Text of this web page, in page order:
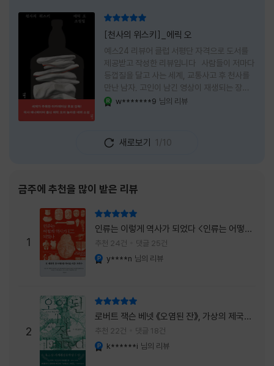
[천사의 위스키]_에릭 오
예스24 리뷰어 클럽 서평단 자격으로 도서를
제공받고 작성한 리뷰입니다 사람들이 저마다
등껍질을 달고 사는 세계, 교통사고 후 천사를
만난 남자, 고인이 남긴 영상이 재생되는 장례
식장에서 똥을 싼 개. 이 책에는 몇 줄만 읽어도
넘어가 있었다. 소설을 읽으면서 잘 만든 단편
애니메이션 여러 편을 차례로 보는 기분이 들었
선명하게 그려졌고, 한 편이 끝날 때마다 질문
이 뒤따라왔다. 감출 수 없는 세계는 더 다정할
까 「등껍질」의 세계에서 사람들은 저마다 다른
등껍질을 달고 살아간다. 몸의 일부이면서 한
사람을 표현하는 수단
w*******9 님의 리뷰
새로보기 1/10
금주에 추천을 많이 받은 리뷰
1
인류는 이렇게 역사가 되었다 <인류는 어떻게
역사가 되었나>
추천 24건 댓글 25건
y****n 님의 리뷰
2
로버트 잭슨 베넷 《오염된 잔》, 가상의 제국이
주는 실감과 미스터리 사건의 치밀함이 이루어
내는 최상의 시너지...
추천 22건 댓글 18건
k******i 님의 리뷰